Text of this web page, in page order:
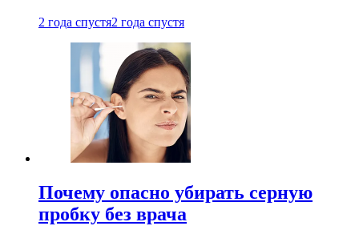
2 года спустя2 года спустя
Почему опасно убирать серную
пробку без врача